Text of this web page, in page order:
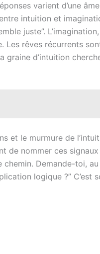
varient d’une âme
intuition et
juste”.
Les rêves récurrents
d’intuition
et le murmure de
de nommer ces
Demande-toi,
logique ?” C’est